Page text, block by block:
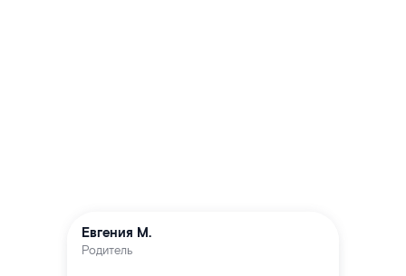
Евгения М.
Родитель